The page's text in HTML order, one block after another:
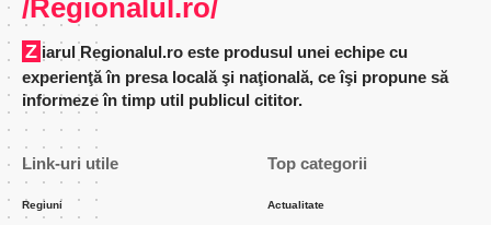
/Regionalul.ro/
Ziarul Regionalul.ro este produsul unei echipe cu
experienţă în presa locală şi naţională, ce îşi propune să
informeze în timp util publicul cititor.
Link-uri utile
Regiuni
Top categorii
Actualitate